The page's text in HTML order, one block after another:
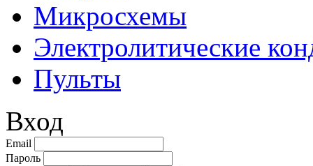
Микросхемы
Электролитические
Пульты
Вход
Email
Пароль